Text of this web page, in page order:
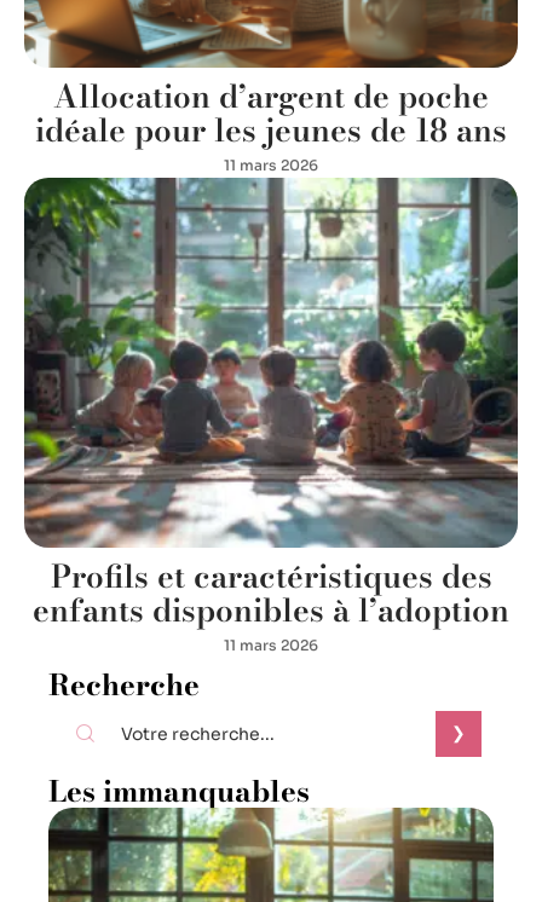
Allocation d’argent de poche
idéale pour les jeunes de 18 ans
11 mars 2026
Profils et caractéristiques des
enfants disponibles à l’adoption
11 mars 2026
Recherche
Les immanquables